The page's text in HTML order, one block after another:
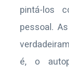
pintá-los
pessoal.
é, o